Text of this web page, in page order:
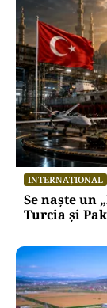
INTERNAȚIONAL
Se naște un
Turcia și